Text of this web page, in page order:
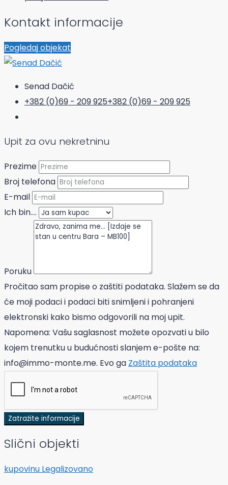
Kontakt informacije
Pogledaj objekat
Senad Dačić
+382 (0)69 - 209 925+382 (0)69 - 209 925
Upit za ovu nekretninu
Prezime
Broj telefona
E-mail
Ich bin....
Poruku
Pročitao sam propise o zaštiti podataka. Slažem se da
će moji podaci i podaci biti snimljeni i pohranjeni
elektronski kako bismo odgovorili na moj upit.
Napomena: Vašu saglasnost možete opozvati u bilo
kojem trenutku u budućnosti slanjem e-pošte na:
info@immo-monte.me. Evo ga Zaštita podataka
Zatražite informacije
Slični objekti
kupovinu Legalizovano